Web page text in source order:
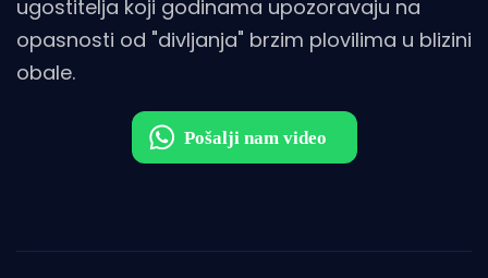
ugostitelja koji godinama upozoravaju na
opasnosti od "divljanja" brzim plovilima u blizini
obale.